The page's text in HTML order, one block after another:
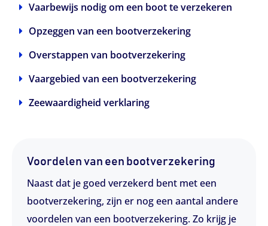
Vaarbewijs nodig om een boot te verzekeren
Opzeggen van een bootverzekering
Overstappen van bootverzekering
Vaargebied van een bootverzekering
Zeewaardigheid verklaring
Voordelen van een bootverzekering
Naast dat je goed verzekerd bent met een
bootverzekering, zijn er nog een aantal andere
voordelen van een bootverzekering. Zo krijg je